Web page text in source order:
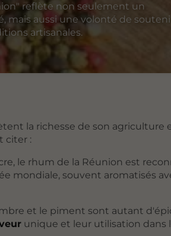
reflète non seulement un
mais aussi une volonté de
artisanales.
la richesse de son agriculture
citer :
le rhum de la Réunion est
mondiale, souvent aromatisés
et le piment sont autant
unique et leur utilisation dans